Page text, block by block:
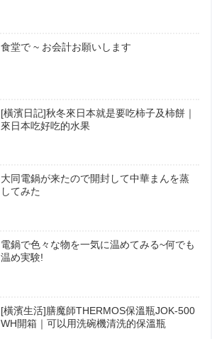
食堂で ~ お会計お願いします
[橫濱日記]秋冬來日本就是要吃柿子及柿餅｜
來日本吃好吃的水果
大同電鍋が来たので開封して中華まんを蒸
してみた
電鍋で色々な物を一気に温めてみる~何でも
温め実験!
[橫濱生活]膳魔師THERMOS保溫瓶JOK-500
WH開箱｜可以用洗碗機清洗的保溫瓶